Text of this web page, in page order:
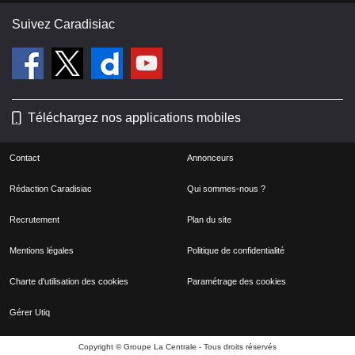
Suivez Caradisiac
Téléchargez nos applications mobiles
Contact Annonceurs
Rédaction Caradisiac Qui sommes-nous ?
Recrutement Plan du site
Mentions légales Politique de confidentialité
Charte d'utilisation des cookies Paramétrage des cookies
Gérer Utiq
Copyright © Groupe La Centrale - Tous droits réservés